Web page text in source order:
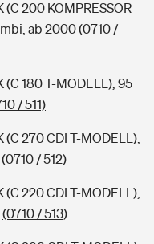
200 KOMPRESSOR
ab 2000(0710 /
180 T-MODELL), 95
/ 511)
270 CDI T-MODELL),
(0710 / 512)
220 CDI T-MODELL),
(0710 / 513)